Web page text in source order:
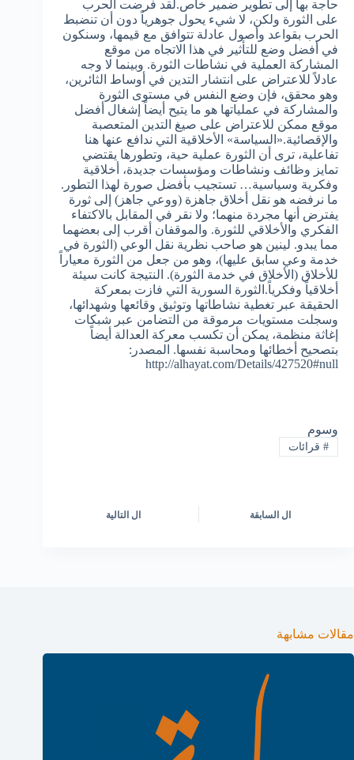
حاجة بها إلى تطوير ضمير خاص.لقد فرضت الحرب
على الثورة ولكن، لا شيء يحول جوهرياً دون أن تنضبط
الحرب بقواعد وأصول عادلة تتوافق مع قيمها، وسنكون
في أفضل وضع للتأثير في هذا الاتجاه من موقع
المشاركة العملية في نشاطات الثورة. وبينما لا وجه
عادلاً للاعتراض على انتشار التدين في أوساط الثائرين،
وهو محقق، فإن وضع النفس في مستوى الثورة
والمشاركة في عملياتها هو ما يتيح أيضاً إشغال أفضل
موقع ممكن للاعتراض على صيغ التدين المتعصبة
والإقصائية.«السياسة» الأخلاقية التي ندافع عنها هنا
تفاعلية، ترى أن الثورة عملية حية، وتطورها يقتضي
تمايز وظائف ونشاطات ومؤسسات جديدة، أخلاقية
وفكرية وسياسية… تستجيب بأفضل صورة لهذا التطور.
ما نرفضه هو نقل أخلاق جاهزة (ووعي جاهز) إلى ثورة
يفترض أنها مجردة منهما؛ ولا نقر في المقابل بالاكتفاء
الفكري والأخلاقي للثورة. والموقفان أقرب إلى بعضهما
مما يبدو. لينين هو صاحب نظرية نقل الوعي (الثورة في
خدمة وعي سابق عليها)، وهو من جعل من الثورة معياراً
للأخلاق (الأخلاق في خدمة الثورة). النتيجة كانت سيئة
أخلاقياً وفكرياً.الثورة السورية التي فازت بمعركة
الحقيقة عبر تغطية نشاطاتها وتوثيق وقائعها وشهدائها،
وسجلت مستويات مرموقة من التضامن عبر شبكات
إغاثة منظمة، يمكن أن تكسب معركة العدالة أيضاً
بتصحيح أخطائها ومحاسبة نفسها. المصدر:
http://alhayat.com/Details/427520#null
وسوم
#قرائات
ال السابقة ال التالية
مقالات مشابهة